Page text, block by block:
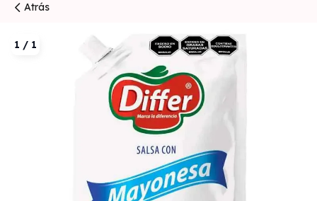
Atrás
1 / 1